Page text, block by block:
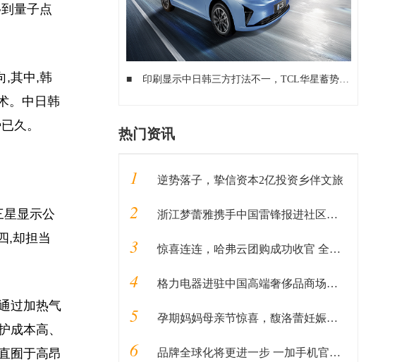
量子点
,其中,韩
。中日韩
久。
星显示公
,却担当
过加热气
成本高、
囿于高昂
■ 印刷显示中日韩三方打法不一，TCL华星蓄势已久抢占制高点
热门资讯
1 逆势落子，挚信资本2亿投资乡伴文旅
2 浙江梦蕾雅携手中国雷锋报进社区公益活动
3 惊喜连连，哈弗云团购成功收官 全民掘金计划接踵而至
4 格力电器进驻中国高端奢侈品商场北京SKP，成SKP国产家电第一品牌
5 孕期妈妈母亲节惊喜，馥洛蕾妊娠纹活动套餐登人气畅销榜
6 品牌全球化将更进一步 一加手机官网新增顶级域名